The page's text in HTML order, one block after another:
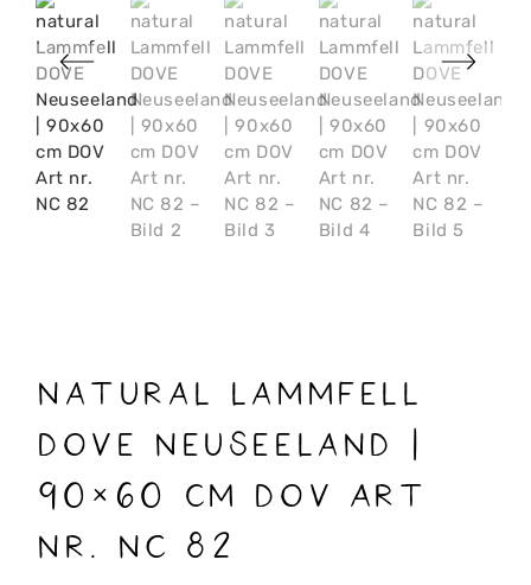
natural Lammfell
DOVE Neuseeland |
90×60 cm DOV Art
nr. NC 82